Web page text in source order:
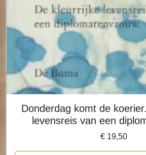
Donderdag komt de
levensreis van een
€19,50